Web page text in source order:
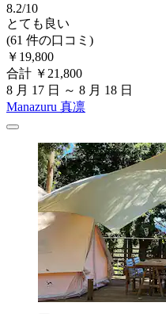
8.2/10
とても良い
(61 件の口コミ)
￥19,800
合計 ￥21,800
8 月 17 日 ～ 8 月 18 日
Manazuru 真凛